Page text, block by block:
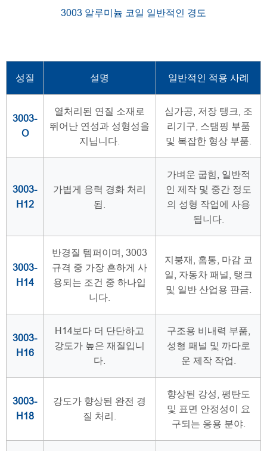
3003 알루미늄 코일 일반적인 경도
성질 설명 일반적인 적용 사례
3003-
O
열처리된 연질 소재로
뛰어난 연성과 성형성을
지닙니다.
심가공, 저장 탱크, 조
리기구, 스탬핑 부품
및 복잡한 형상 부품.
3003-
H12
가볍게 응력 경화 처리
됨.
가벼운 굽힘, 일반적
인 제작 및 중간 정도
의 성형 작업에 사용
됩니다.
3003-
H14
반경질 템퍼이며, 3003
규격 중 가장 흔하게 사
용되는 조건 중 하나입
니다.
지붕재, 홈통, 마감 코
일, 자동차 패널, 탱크
및 일반 산업용 판금.
3003-
H16
H14보다 더 단단하고
강도가 높은 재질입니
다.
구조용 비내력 부품,
성형 패널 및 까다로
운 제작 작업.
3003-
H18
강도가 향상된 완전 경
질 처리.
향상된 강성, 평탄도
및 표면 안정성이 요
구되는 응용 분야.